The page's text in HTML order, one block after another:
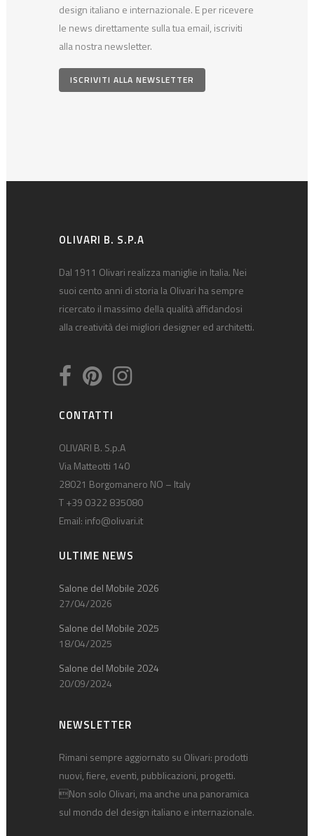
design italiano e internazionale. E per ricevere
le news direttamente sulla tua email, iscriviti
alla nostra newsletter.
ISCRIVITI ALLA NEWSLETTER
OLIVARI B. S.P.A
Dal 1911 Olivari realizza maniglie in Italia. Nei
suoi cento anni di storia la Olivari ha sempre
ricercato il massimo della qualità affidandosi
alla creatività dei migliori designer ed architetti.
CONTATTI
OLIVARI B. S.p.A
Via Matteotti 140
28021 Borgomanero NO – Italy
T +39 0322 835080
Email: info@olivari.it
ULTIME NEWS
Salone del Mobile 2026
27/04/2026
Salone del Mobile 2025
18/04/2025
Salone del Mobile 2024
20/09/2024
NEWSLETTER
Rimani sempre aggiornato su Olivari: prodotti
nuovi, fiere, eventi, pubblicazioni, progetti.
Non solo Olivari, ma anche una panoramica
sul mondo del design italiano e internazionale.